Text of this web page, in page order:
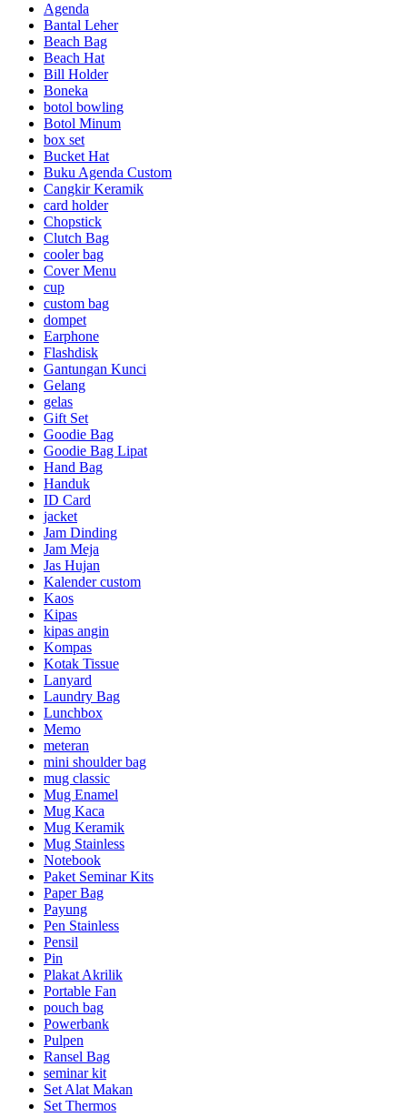
Agenda
Bantal Leher
Beach Bag
Beach Hat
Bill Holder
Boneka
botol bowling
Botol Minum
box set
Bucket Hat
Buku Agenda Custom
Cangkir Keramik
card holder
Chopstick
Clutch Bag
cooler bag
Cover Menu
cup
custom bag
dompet
Earphone
Flashdisk
Gantungan Kunci
Gelang
gelas
Gift Set
Goodie Bag
Goodie Bag Lipat
Hand Bag
Handuk
ID Card
jacket
Jam Dinding
Jam Meja
Jas Hujan
Kalender custom
Kaos
Kipas
kipas angin
Kompas
Kotak Tissue
Lanyard
Laundry Bag
Lunchbox
Memo
meteran
mini shoulder bag
mug classic
Mug Enamel
Mug Kaca
Mug Keramik
Mug Stainless
Notebook
Paket Seminar Kits
Paper Bag
Payung
Pen Stainless
Pensil
Pin
Plakat Akrilik
Portable Fan
pouch bag
Powerbank
Pulpen
Ransel Bag
seminar kit
Set Alat Makan
Set Thermos